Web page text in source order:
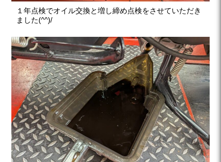
１年点検でオイル交換と増し締め点検をさせていただき
ました(^^)/